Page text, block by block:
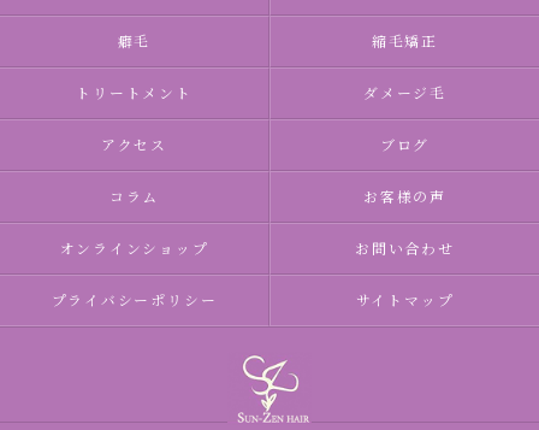
癖毛 縮毛矯正
トリートメント ダメージ毛
アクセス ブログ
コラム お客様の声
オンラインショップ お問い合わせ
プライバシーポリシー サイトマップ